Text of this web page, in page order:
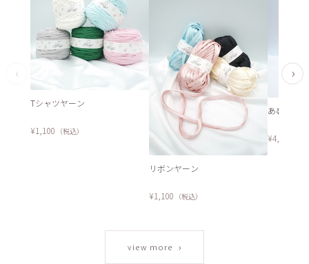
‹
Tシャツヤーン
¥1,100 （税込）
リボンヤーン
¥1,100 （税込）
あむむフ
¥4,200
›
view more ›